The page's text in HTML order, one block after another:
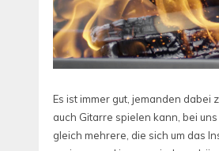
Es ist immer gut, jemanden dabei
auch Gitarre spielen kann, bei
gleich mehrere, die sich um das